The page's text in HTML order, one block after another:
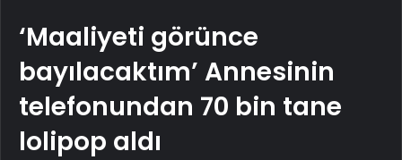
‘Maaliyeti görünce
bayılacaktım’ Annesinin
telefonundan 70 bin tane
lolipop aldı